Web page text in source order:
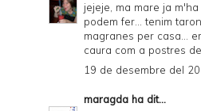
jejeje, ma mare ja
podem fer... tenim
magranes per casa...
caura com a postres
19 de desembre del
maragda ha dit...